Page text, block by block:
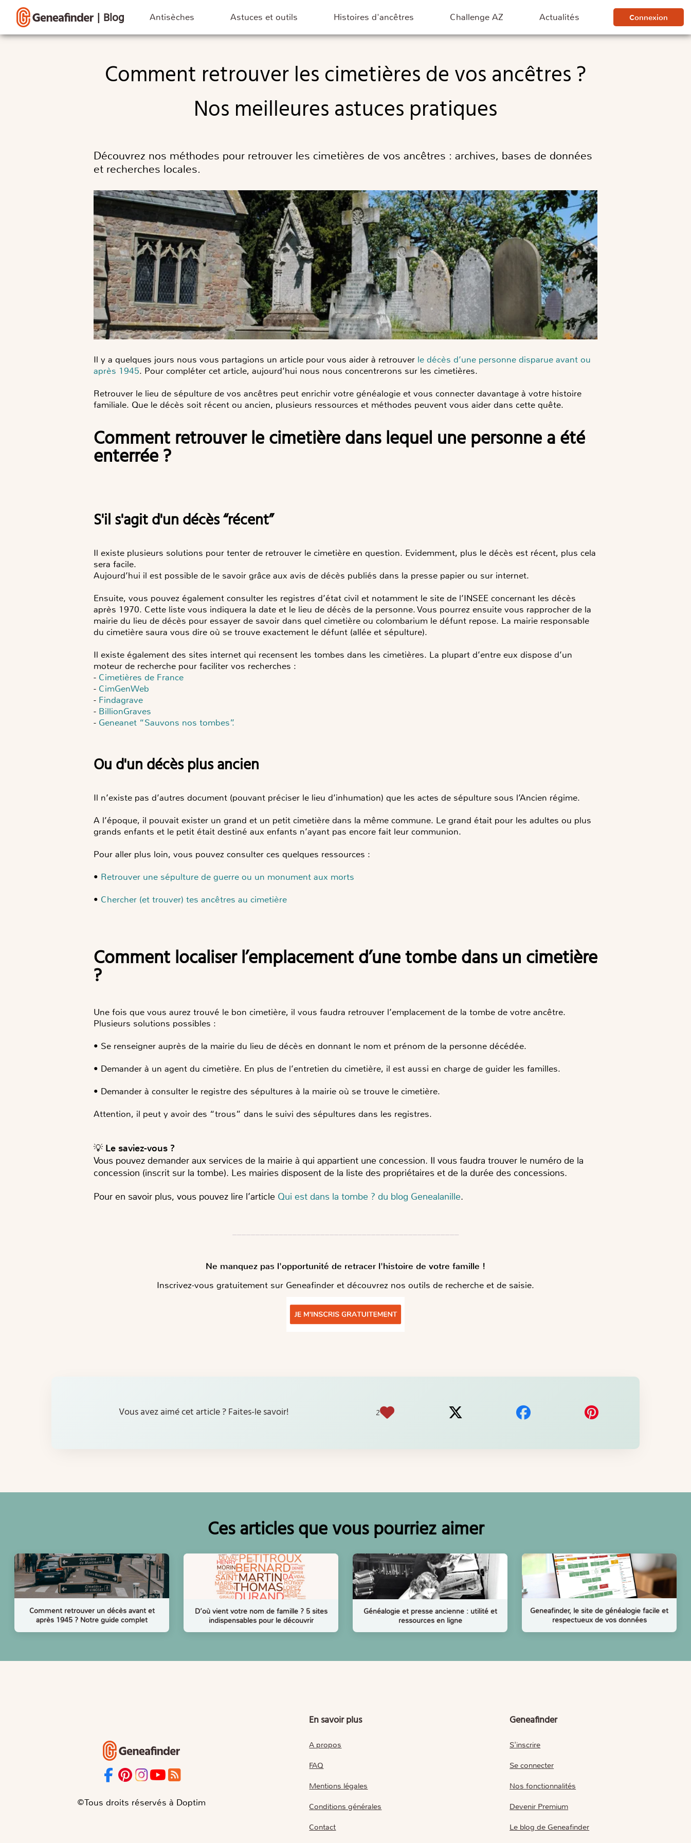
| Blog Antisèches Astuces et outils Histoires d'ancêtres Challenge AZ Actualités Connexion
Comment retrouver les cimetières de vos ancêtres ?
Nos meilleures astuces pratiques
Découvrez nos méthodes pour retrouver les cimetières de vos ancêtres : archives, bases de données
et recherches locales.
Il y a quelques jours nous vous partagions un article pour vous aider à retrouver le décès d’une personne disparue avant ou
après 1945. Pour compléter cet article, aujourd’hui nous nous concentrerons sur les cimetières.
Retrouver le lieu de sépulture de vos ancêtres peut enrichir votre généalogie et vous connecter davantage à votre histoire
familiale. Que le décès soit récent ou ancien, plusieurs ressources et méthodes peuvent vous aider dans cette quête.
Comment retrouver le cimetière dans lequel une personne a été
enterrée ?
S'il s'agit d'un décès “récent”
Il existe plusieurs solutions pour tenter de retrouver le cimetière en question. Evidemment, plus le décès est récent, plus cela
sera facile.
Aujourd’hui il est possible de le savoir grâce aux avis de décès publiés dans la presse papier ou sur internet.
Ensuite, vous pouvez également consulter les registres d’état civil et notamment le site de l’INSEE concernant les décès
après 1970. Cette liste vous indiquera la date et le lieu de décès de la personne. Vous pourrez ensuite vous rapprocher de la
mairie du lieu de décès pour essayer de savoir dans quel cimetière ou colombarium le défunt repose. La mairie responsable
du cimetière saura vous dire où se trouve exactement le défunt (allée et sépulture).
Il existe également des sites internet qui recensent les tombes dans les cimetières. La plupart d’entre eux dispose d’un
moteur de recherche pour faciliter vos recherches :
- Cimetières de France
- CimGenWeb
- Findagrave
- BillionGraves
- Geneanet “Sauvons nos tombes”.
ou d'un décès plus ancien
Il n’existe pas d’autres document (pouvant préciser le lieu d’inhumation) que les actes de sépulture sous l’Ancien régime.
A l’époque, il pouvait exister un grand et un petit cimetière dans la même commune. Le grand était pour les adultes ou plus
grands enfants et le petit était destiné aux enfants n’ayant pas encore fait leur communion.
Pour aller plus loin, vous pouvez consulter ces quelques ressources :
• Retrouver une sépulture de guerre ou un monument aux morts
• Chercher (et trouver) tes ancêtres au cimetière
Comment localiser l’emplacement d’une tombe dans un cimetière
?
Une fois que vous aurez trouvé le bon cimetière, il vous faudra retrouver l’emplacement de la tombe de votre ancêtre.
Plusieurs solutions possibles :
• Se renseigner auprès de la mairie du lieu de décès en donnant le nom et prénom de la personne décédée.
• Demander à un agent du cimetière. En plus de l’entretien du cimetière, il est aussi en charge de guider les familles.
• Demander à consulter le registre des sépultures à la mairie où se trouve le cimetière.
Attention, il peut y avoir des “trous” dans le suivi des sépultures dans les registres.
💡 Le saviez-vous ?
Vous pouvez demander aux services de la mairie à qui appartient une concession. Il vous faudra trouver le numéro de la
concession (inscrit sur la tombe). Les mairies disposent de la liste des propriétaires et de la durée des concessions.
Pour en savoir plus, vous pouvez lire l’article Qui est dans la tombe ? du blog Genealanille.
Ne manquez pas l'opportunité de retracer l'histoire de votre famille !
Inscrivez-vous gratuitement sur Geneafinder et découvrez nos outils de recherche et de saisie.
Vous avez aimé cet article ? Faites-le savoir! 2
Ces articles que vous pourriez aimer
Comment retrouver un décès avant et
après 1945 ? Notre guide complet
D’où vient votre nom de famille ? 5 sites
indispensables pour le découvrir
Généalogie et presse ancienne : utilité et
ressources en ligne
Geneafinder, le site de généalogie facile et
respectueux de vos données
©Tous droits réservés à Doptim
En savoir plus
A propos
FAQ
Mentions légales
Conditions générales
Contact
Geneafinder
S'inscrire
Se connecter
Nos fonctionnalités
Devenir Premium
Le blog de Geneafinder